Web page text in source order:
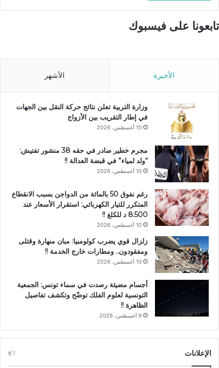
تابعونا على فيسبوك
الأخيرة الأشهر
وزارة التربية تعلن نتائج حركة النقل بين الجهات
في إطار التقريب بين الأزواج
10 أغسطس، 2026
مجرم خطير صادر في حقه 38 منشور تفتيش:
“ولد لمياء” في قبضة العدالة !!
10 أغسطس، 2026
رغم نفوق 50 بالمائة من الدواجن بسبب الانقطاع
المتكرر للتيار الكهربائي: استقرار الأسعار عند
8.500 د للكلغ !!
10 أغسطس، 2026
زلزال قوي يضرب كولومبيا: مبان منهارة وقتلى
ومفقودون.. ومطارات خارج الخدمة !!
10 أغسطس، 2026
أجسام مضيئة رصدت في سماء تونس: الجمعية
التونسية لعلوم الفلك توضّح وتكشف تفاصيل
الظاهرة !!
9 أغسطس، 2026
الإعلانات